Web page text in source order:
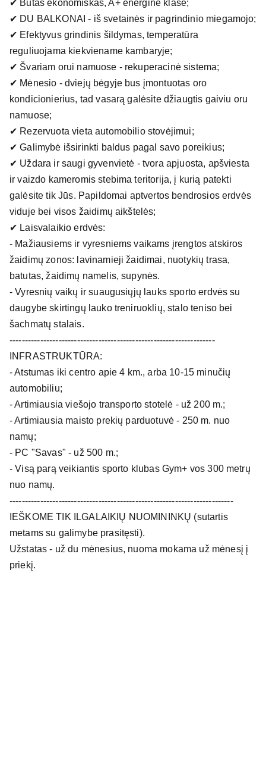
✔ Butas ekonomiškas, A+ energinė klasė;
✔ DU BALKONAI - iš svetainės ir pagrindinio miegamojo;
✔ Efektyvus grindinis šildymas, temperatūra
reguliuojama kiekviename kambaryje;
✔ Švariam orui namuose - rekuperacinė sistema;
✔ Mėnesio - dviejų bėgyje bus įmontuotas oro
kondicionierius, tad vasarą galėsite džiaugtis gaiviu oru
namuose;
✔ Rezervuota vieta automobilio stovėjimui;
✔ Galimybė išsirinkti baldus pagal savo poreikius;
✔ Uždara ir saugi gyvenvietė - tvora apjuosta, apšviesta
ir vaizdo kameromis stebima teritorija, į kurią patekti
galėsite tik Jūs. Papildomai aptvertos bendrosios erdvės
viduje bei visos žaidimų aikštelės;
✔ Laisvalaikio erdvės:
- Mažiausiems ir vyresniems vaikams įrengtos atskiros
žaidimų zonos: lavinamieji žaidimai, nuotykių trasa,
batutas, žaidimų namelis, supynės.
- Vyresnių vaikų ir suaugusiųjų lauks sporto erdvės su
daugybe skirtingų lauko treniruoklių, stalo teniso bei
šachmatų stalais.
-------------------------------------------------------------------
INFRASTRUKTŪRA:
- Atstumas iki centro apie 4 km., arba 10-15 minučių
automobiliu;
- Artimiausia viešojo transporto stotelė - už 200 m.;
- Artimiausia maisto prekių parduotuvė - 250 m. nuo
namų;
- PC "Savas" - už 500 m.;
- Visą parą veikiantis sporto klubas Gym+ vos 300 metrų
nuo namų.
-------------------------------------------------------------------------
IEŠKOME TIK ILGALAIKIŲ NUOMININKŲ (sutartis
metams su galimybe prasitęsti).
Užstatas - už du mėnesius, nuoma mokama už mėnesį į
priekį.